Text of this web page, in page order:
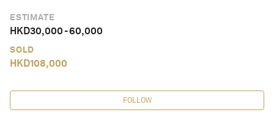
ESTIMATE
HKD30,000-60,000
SOLD
HKD108,000
FOLLOW